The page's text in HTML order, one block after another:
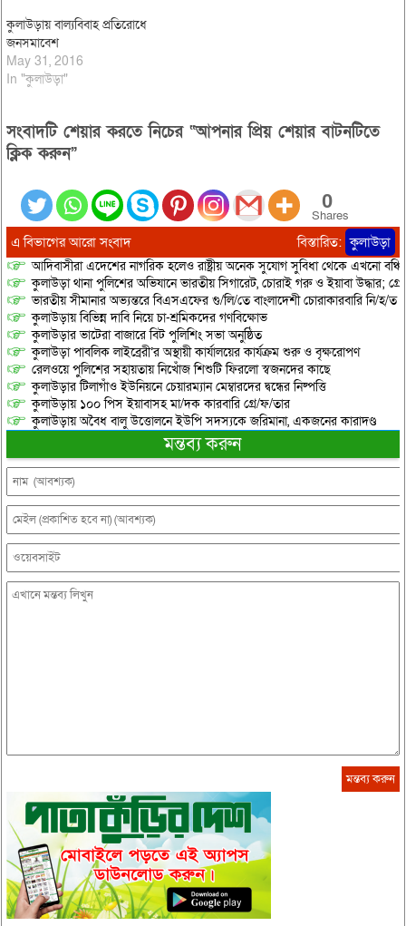
ডিজিটাল বাংলাদেশ গড়া সম্ভব।
বিভাগীয়…
কুলাউড়ায় বাল্যবিবাহ প্রতিরোধে
জনসমাবেশ
May 31, 2016
In "কুলাউড়া"
সংবাদটি শেয়ার করতে নিচের “আপনার প্রিয় শেয়ার বাটনটিতে
ক্লিক করুন”
0
Shares
এ বিভাগের আরো সংবাদ বিস্তারিত: কুলাউড়া
আদিবাসীরা এদেশের নাগরিক হলেও রাষ্ট্রীয় অনেক সুযোগ সুবিধা থেকে এখনো
কুলাউড়া থানা পুলিশের অভিযানে ভারতীয় সিগারেট, চোরাই গরু ও ইয়াবা উদ্ধার;
ভারতীয় সীমানার অভ্যন্তরে বিএসএফের গু/লি/তে বাংলাদেশী চোরাকারবারি নি/হ/ত
কুলাউড়ায় বিভিন্ন দাবি নিয়ে চা-শ্রমিকদের গণবিক্ষোভ
কুলাউড়ার ভাটেরা বাজারে বিট পুলিশিং সভা অনুষ্ঠিত
কুলাউড়া পাবলিক লাইব্রেরী’র অস্থায়ী কার্যালয়ের কার্যক্রম শুরু ও বৃক্ষরোপণ
রেলওয়ে পুলিশের সহায়তায় নিখোঁজ শিশুটি ফিরলো স্বজনদের কাছে
কুলাউড়ার টিলাগাঁও ইউনিয়নে চেয়ারম্যান মেম্বারদের দ্বন্ধের নিষ্পত্তি
কুলাউড়ায় ১০০ পিস ইয়াবাসহ মা/দক কারবারি গ্রে/ফ/তার
কুলাউড়ায় অবৈধ বালু উত্তোলনে ইউপি সদস্যকে জরিমানা, একজনের কারাদণ্ড
মন্তব্য করুন